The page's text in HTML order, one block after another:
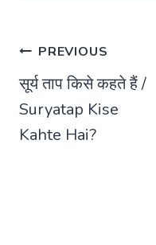
Post
navigation
PREVIOUS
सूर्य ताप किसे कहते हैं /
Suryatap Kise
Kahte Hai?